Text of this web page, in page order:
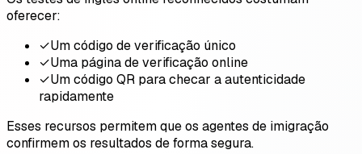
oferecer:
✓Um código de verificação único
✓Uma página de verificação online
✓Um código QR para checar a autenticidade
rapidamente
Esses recursos permitem que os agentes de imigração
confirmem os resultados de forma segura.